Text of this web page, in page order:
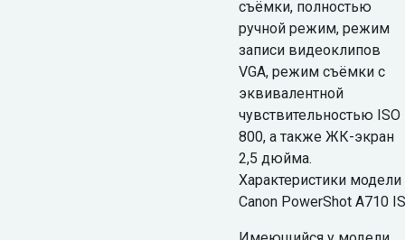
съёмки, полностью
ручной режим, режим
записи видеоклипов
VGA, режим съёмки с
эквивалентной
чувствительностью ISO
800, а также ЖК-экран
2,5 дюйма.
Характеристики модели
Canon PowerShot A710 IS